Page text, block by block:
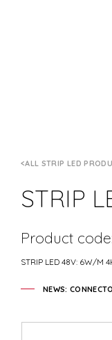
ALL STRIP LED
STRIP
Product code:
STRIP LED 48V: 6W/M
NEWS: